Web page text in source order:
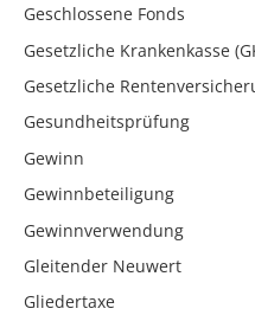
Geschlossene Fonds
Gesetzliche Krankenkasse
Gesetzliche
Gesundheitsprüfung
Gewinn
Gewinnbeteiligung
Gewinnverwendung
Gleitender Neuwert
Gliedertaxe